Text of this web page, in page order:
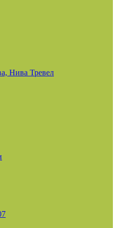
Нива Тревел